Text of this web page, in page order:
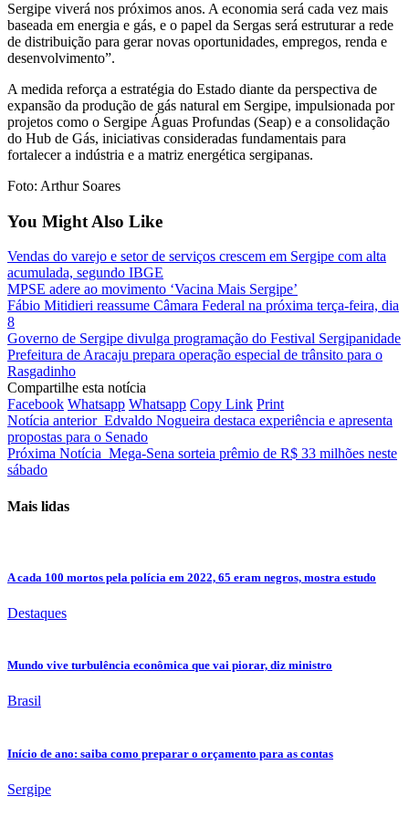
Sergipe viverá nos próximos anos. A economia será cada vez mais
baseada em energia e gás, e o papel da Sergas será estruturar a rede
de distribuição para gerar novas oportunidades, empregos, renda e
desenvolvimento”.
A medida reforça a estratégia do Estado diante da perspectiva de
expansão da produção de gás natural em Sergipe, impulsionada por
projetos como o Sergipe Águas Profundas (Seap) e a consolidação
do Hub de Gás, iniciativas consideradas fundamentais para
fortalecer a indústria e a matriz energética sergipanas.
Foto: Arthur Soares
You Might Also Like
Vendas do varejo e setor de serviços crescem em Sergipe com alta
acumulada, segundo IBGE
MPSE adere ao movimento ‘Vacina Mais Sergipe’
Fábio Mitidieri reassume Câmara Federal na próxima terça-feira, dia
8
Governo de Sergipe divulga programação do Festival Sergipanidade
Prefeitura de Aracaju prepara operação especial de trânsito para o
Rasgadinho
Compartilhe esta notícia
Facebook Whatsapp Whatsapp Copy Link Print
Notícia anterior Edvaldo Nogueira destaca experiência e apresenta
propostas para o Senado
Próxima Notícia Mega-Sena sorteia prêmio de R$ 33 milhões neste
sábado
Mais lidas
A cada 100 mortos pela polícia em 2022, 65 eram negros, mostra estudo
Destaques
Mundo vive turbulência econômica que vai piorar, diz ministro
Brasil
Início de ano: saiba como preparar o orçamento para as contas
Sergipe